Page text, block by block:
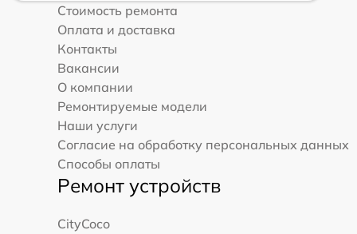
Стоимость ремонта
Оплата и доставка
Контакты
Вакансии
О компании
Ремонтируемые модели
Наши услуги
Согласие на обработку персональных данных
Способы оплаты
Ремонт устройств
CityCoco